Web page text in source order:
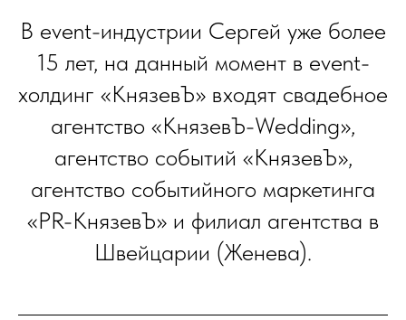
В event-индустрии Сергей уже более
15 лет, на данный момент в event-
холдинг «КнязевЪ» входят свадебное
агентство «КнязевЪ-Wedding»,
агентство событий «КнязевЪ»,
агентство событийного маркетинга
«PR-КнязевЪ» и филиал агентства в
Швейцарии (Женева).